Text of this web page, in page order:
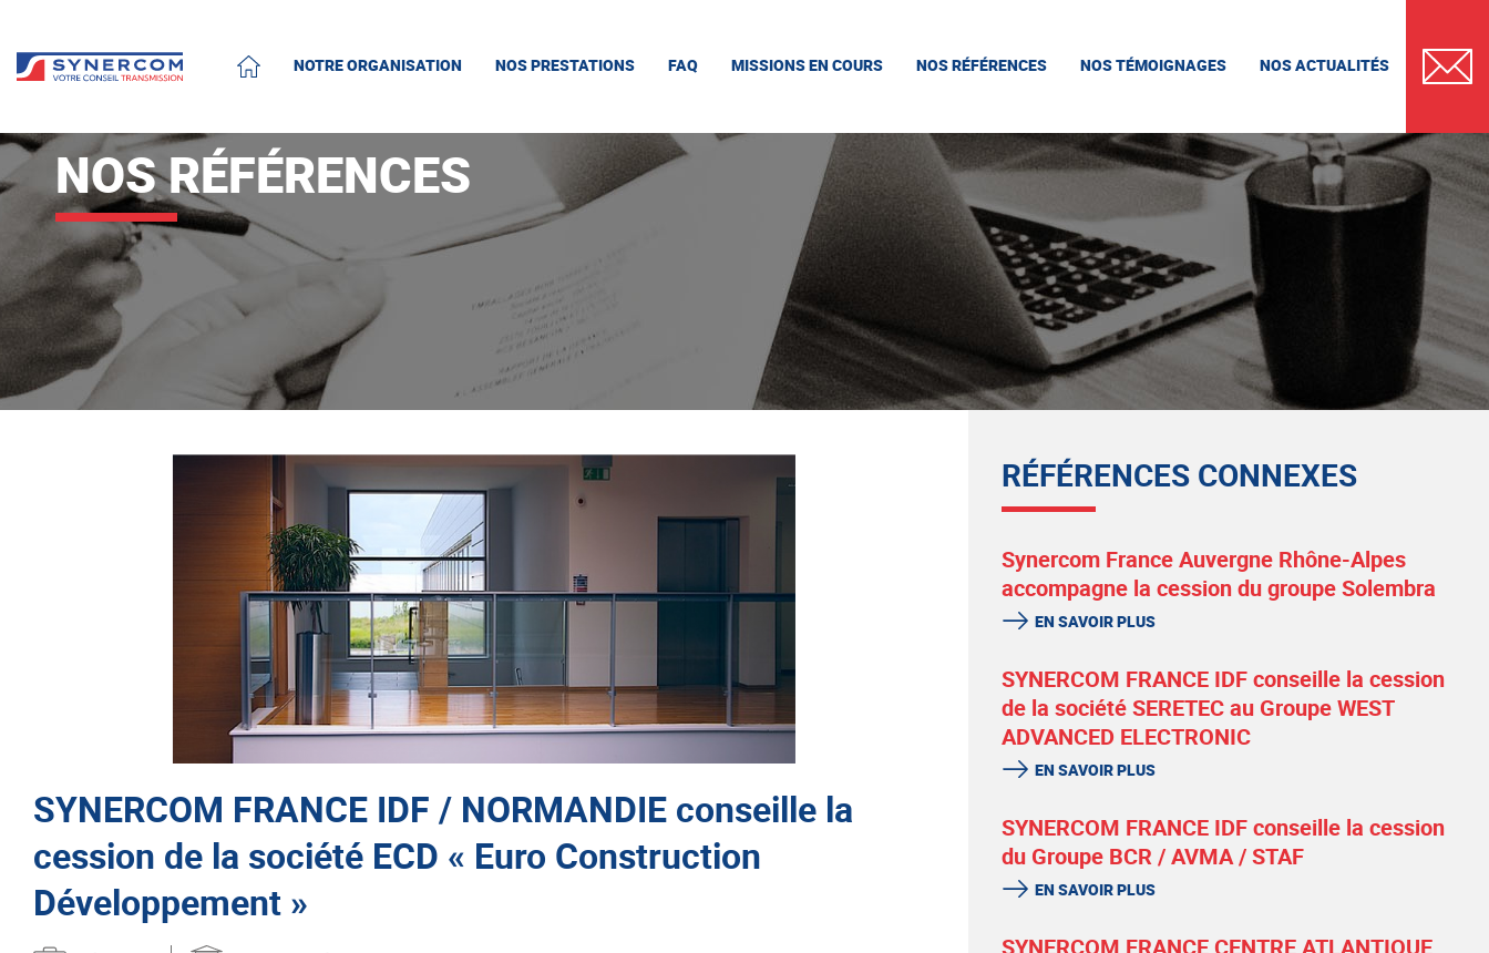
ACCUEIL
NOTRE ORGANISATION NOS PRESTATIONS FAQ MISSIONS EN COURS NOS RÉFÉRENCES NOS TÉMOIGNAGES NOS ACTUALITÉS
NOS RÉFÉRENCES
SYNERCOM FRANCE IDF / NORMANDIE conseille la
cession de la société ECD « Euro Construction
Développement »
RÉFÉRENCES CONNEXES
Synercom France Auvergne Rhône-Alpes
accompagne la cession du groupe Solembra
EN SAVOIR PLUS
SYNERCOM FRANCE IDF conseille la cession
de la société SERETEC au Groupe WEST
ADVANCED ELECTRONIC
EN SAVOIR PLUS
SYNERCOM FRANCE IDF conseille la cession
du Groupe BCR / AVMA / STAF
EN SAVOIR PLUS
SYNERCOM FRANCE CENTRE ATLANTIQUE